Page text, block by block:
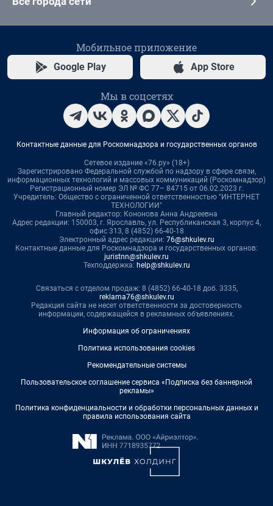
Мобильное приложение
Google Play App Store
Мы в соцсетях
Контактные данные для Роскомнадзора и государственных органов
Сетевое издание «76.ру» (18+)
Зарегистрировано Федеральной службой по надзору в сфере связи,
информационных технологий и массовых коммуникаций (Роскомнадзор)
Регистрационный номер ЭЛ № ФС 77– 84715 от 06.02.2023 г.
Учредитель: Общество с ограниченной ответственностью "ИНТЕРНЕТ
ТЕХНОЛОГИИ"
Главный редактор: Кононова Анна Андреевна
Адрес редакции: 150003, г. Ярославль, ул. Республиканская 3, корпус 4,
офис 313, 8 (4852) 66-40-18
Электронный адрес редакции: 76@shkulev.ru
Контактные данные для Роскомнадзора и государственных органов:
juristnn@shkulev.ru
Техподдержка: help@shkulev.ru
Связаться с отделом продаж: 8 (4852) 66-40-18 доб. 3335,
reklama76@shkulev.ru
Редакция сайта не несет ответственности за достоверность
информации, содержащейся в рекламных объявлениях.
Информация об ограничениях
Политика использования cookies
Рекомендательные системы
Пользовательское соглашение сервиса «Подписка без баннерной
рекламы»
Политика конфиденциальности и обработки персональных данных и
правила использования сайта